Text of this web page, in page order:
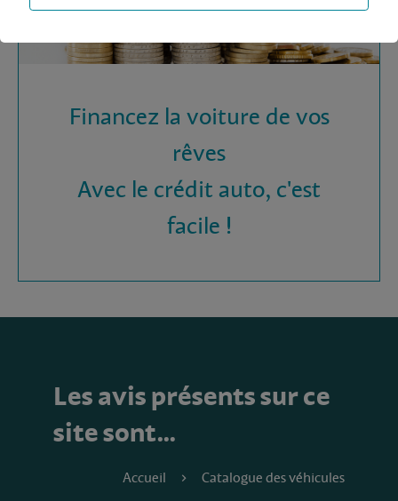
Financez la voiture de vos
rêves
Avec le crédit auto, c'est
facile !
Les avis présents sur ce
site sont…
Accueil Catalogue des véhicules